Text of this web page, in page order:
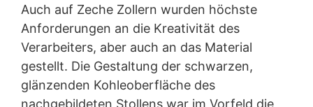
Auch auf Zeche Zollern wurden höchste
Anforderungen an die Kreativität des
Verarbeiters, aber auch an das Material
gestellt. Die Gestaltung der schwarzen,
glänzenden Kohleoberfläche des
nachgebildeten Stollens war im Vorfeld die